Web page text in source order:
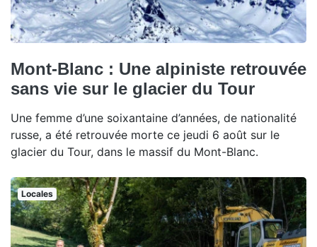
Mont-Blanc : Une alpiniste retrouvée
sans vie sur le glacier du Tour
Une femme d’une soixantaine d’années, de nationalité
russe, a été retrouvée morte ce jeudi 6 août sur le
glacier du Tour, dans le massif du Mont-Blanc.
Locales